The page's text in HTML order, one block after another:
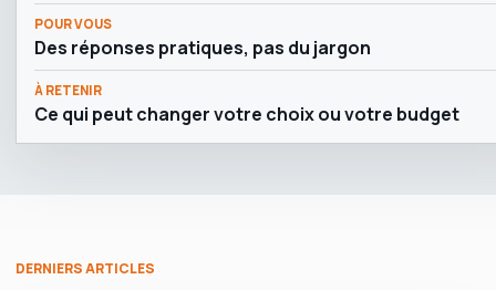
POUR VOUS
Des réponses pratiques, pas du jargon
À RETENIR
Ce qui peut changer votre choix ou votre budget
DERNIERS ARTICLES